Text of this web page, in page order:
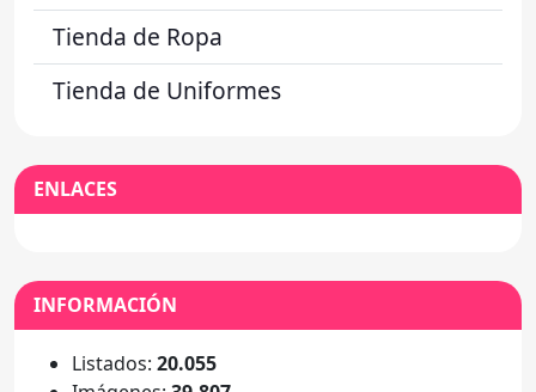
Tienda de Ropa
Tienda de Uniformes
ENLACES
INFORMACIÓN
Listados: 20.055